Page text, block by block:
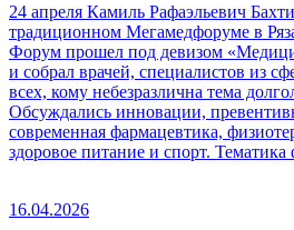
24 апреля Камиль Рафаэльевич
традиционном Мегамедфоруме в
Форум прошел под девизом
и собрал врачей, специалистов из
всех, кому небезразлична тема
Обсуждались инновации,
современная фармацевтика,
здоровое питание и спорт.
16.04.2026